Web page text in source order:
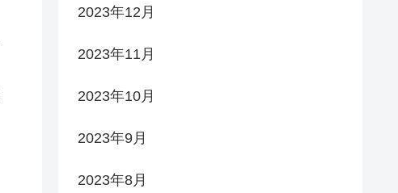
2023年12月
2023年11月
2023年10月
2023年9月
2023年8月